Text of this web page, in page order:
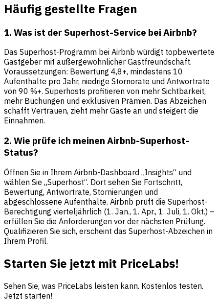
Häufig gestellte Fragen
1. Was ist der Superhost-Service bei Airbnb?
Das Superhost-Programm bei Airbnb würdigt topbewertete
Gastgeber mit außergewöhnlicher Gastfreundschaft.
Voraussetzungen: Bewertung 4,8+, mindestens 10
Aufenthalte pro Jahr, niedrige Stornorate und Antwortrate
von 90 %+. Superhosts profitieren von mehr Sichtbarkeit,
mehr Buchungen und exklusiven Prämien. Das Abzeichen
schafft Vertrauen, zieht mehr Gäste an und steigert die
Einnahmen.
2. Wie prüfe ich meinen Airbnb-Superhost-
Status?
Öffnen Sie in Ihrem Airbnb-Dashboard „Insights“ und
wählen Sie „Superhost“. Dort sehen Sie Fortschritt,
Bewertung, Antwortrate, Stornierungen und
abgeschlossene Aufenthalte. Airbnb prüft die Superhost-
Berechtigung vierteljährlich (1. Jan., 1. Apr., 1. Juli, 1. Okt.) –
erfüllen Sie die Anforderungen vor der nächsten Prüfung.
Qualifizieren Sie sich, erscheint das Superhost-Abzeichen in
Ihrem Profil.
Starten Sie jetzt mit PriceLabs!
Sehen Sie, was PriceLabs leisten kann. Kostenlos testen.
Jetzt starten!